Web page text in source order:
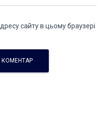
сайту в цьому браузері